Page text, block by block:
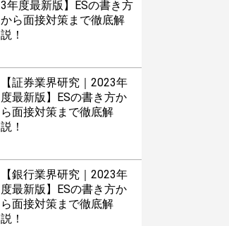
3年度最新版】ESの書き方
から面接対策まで徹底解
説！
【証券業界研究｜2023年
度最新版】ESの書き方か
ら面接対策まで徹底解
説！
【銀行業界研究｜2023年
度最新版】ESの書き方か
ら面接対策まで徹底解
説！